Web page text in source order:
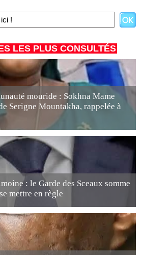
LES PLUS CONSULTÉS
mouride : Sokhna Mame
Serigne Mountakha, rappelée à
: le Garde des Sceaux somme
mettre en règle